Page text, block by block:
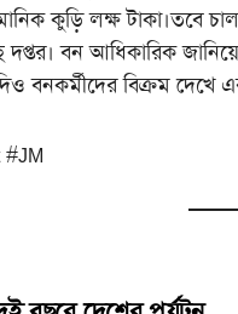
কুড়ি লক্ষ টাকা।তবে
বন আধিকারিক
বনকর্মীদের বিক্রম দেখে